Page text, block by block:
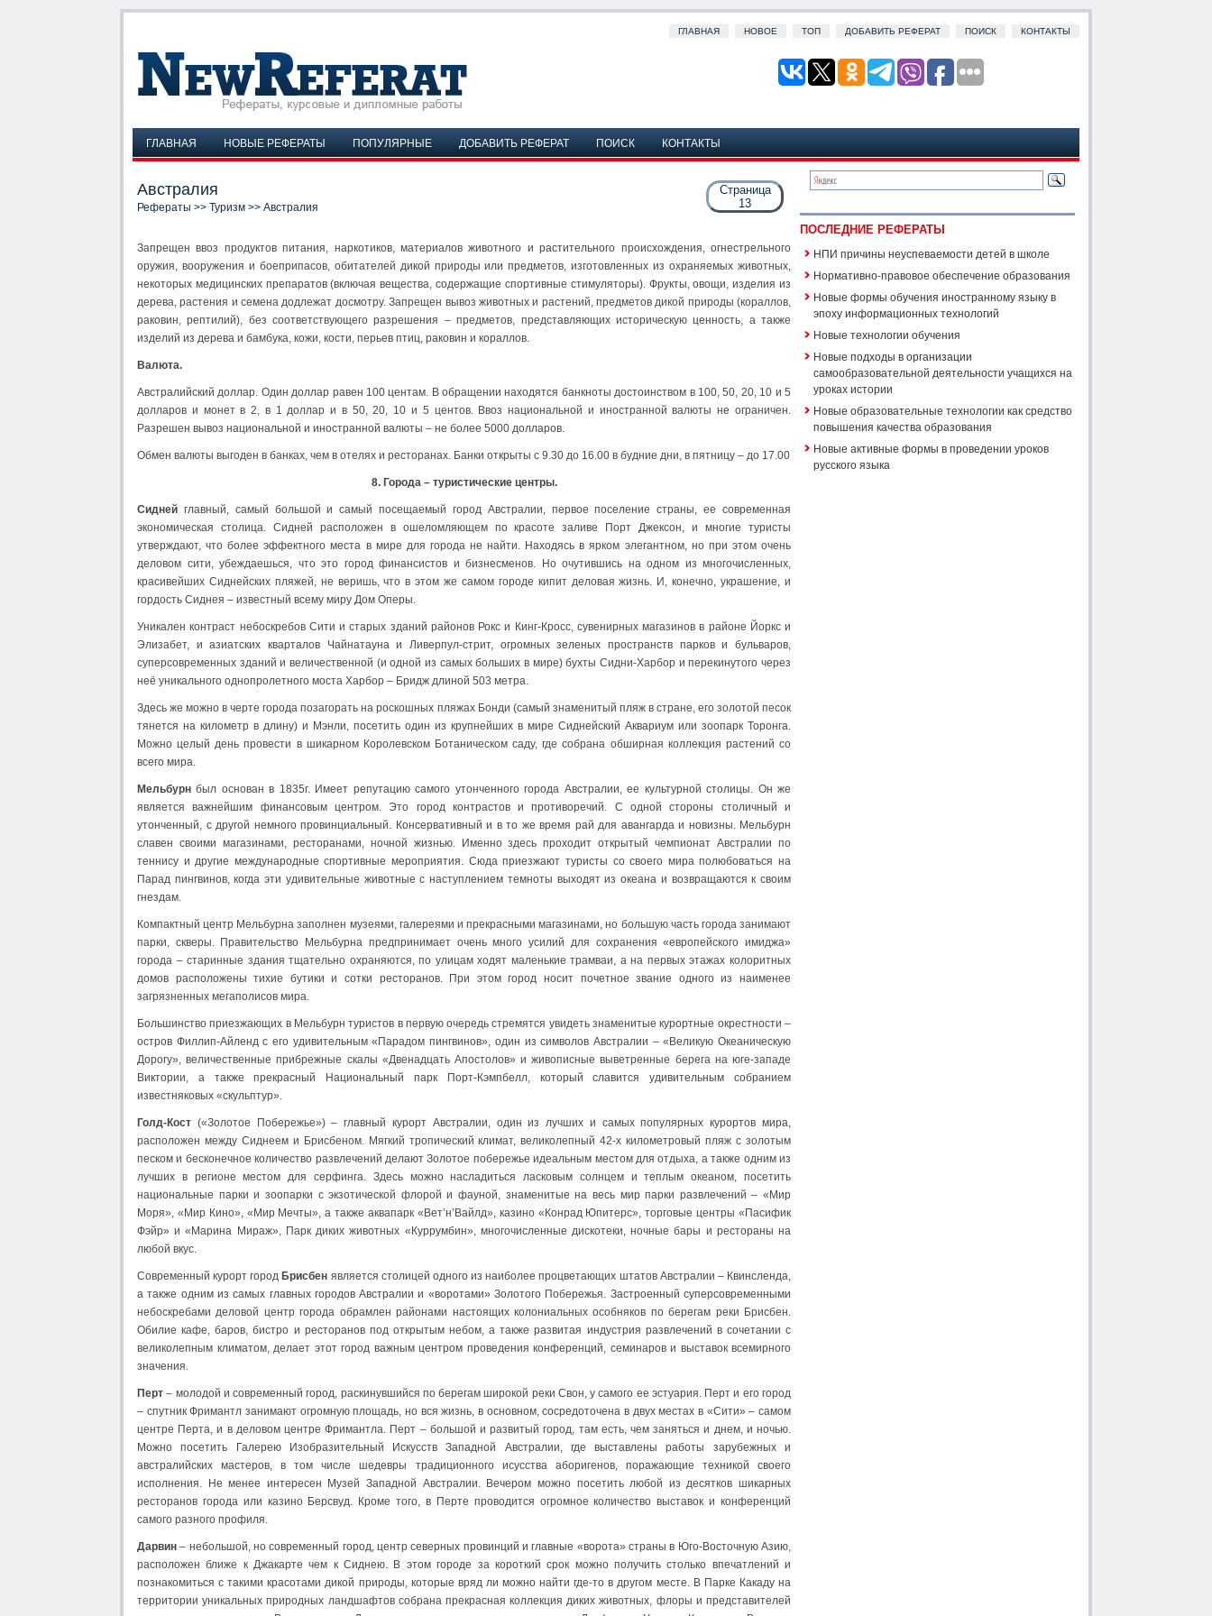
ГЛАВНАЯ НОВОЕ ТОП ДОБАВИТЬ РЕФЕРАТ ПОИСК КОНТАКТЫ
ГЛАВНАЯ НОВЫЕ РЕФЕРАТЫ ПОПУЛЯРНЫЕ ДОБАВИТЬ РЕФЕРАТ ПОИСК КОНТАКТЫ
Страница
13
Австралия
Рефераты >> Туризм >> Австралия
Запрещен ввоз продуктов питания, наркотиков, материалов животного и растительного происхождения, огнестрельного
оружия, вооружения и боеприпасов, обитателей дикой природы или предметов, изготовленных из охраняемых животных,
некоторых медицинских препаратов (включая вещества, содержащие спортивные стимуляторы). Фрукты, овощи, изделия из
дерева, растения и семена додлежат досмотру. Запрещен вывоз животных и растений, предметов дикой природы (кораллов,
раковин, рептилий), без соответствующего разрешения – предметов, представляющих историческую ценность, а также
изделий из дерева и бамбука, кожи, кости, перьев птиц, раковин и кораллов.
Валюта.
Австралийский доллар. Один доллар равен 100 центам. В обращении находятся банкноты достоинством в 100, 50, 20, 10 и 5
долларов и монет в 2, в 1 доллар и в 50, 20, 10 и 5 центов. Ввоз национальной и иностранной валюты не ограничен.
Разрешен вывоз национальной и иностранной валюты – не более 5000 долларов.
Обмен валюты выгоден в банках, чем в отелях и ресторанах. Банки открыты с 9.30 до 16.00 в будние дни, в пятницу – до 17.00
8. Города – туристические центры.
Сидней главный, самый большой и самый посещаемый город Австралии, первое поселение страны, ее современная
экономическая столица. Сидней расположен в ошеломляющем по красоте заливе Порт Джексон, и многие туристы
утверждают, что более эффектного места в мире для города не найти. Находясь в ярком элегантном, но при этом очень
деловом сити, убеждаешься, что это город финансистов и бизнесменов. Но очутившись на одном из многочисленных,
красивейших Сиднейских пляжей, не веришь, что в этом же самом городе кипит деловая жизнь. И, конечно, украшение, и
гордость Сиднея – известный всему миру Дом Оперы.
Уникален контраст небоскребов Сити и старых зданий районов Рокс и Кинг-Кросс, сувенирных магазинов в районе Йоркс и
Элизабет, и азиатских кварталов Чайнатауна и Ливерпул-стрит, огромных зеленых пространств парков и бульваров,
суперсовременных зданий и величественной (и одной из самых больших в мире) бухты Сидни-Харбор и перекинутого через
неё уникального однопролетного моста Харбор – Бридж длиной 503 метра.
Здесь же можно в черте города позагорать на роскошных пляжах Бонди (самый знаменитый пляж в стране, его золотой песок
тянется на километр в длину) и Мэнли, посетить один из крупнейших в мире Сиднейский Аквариум или зоопарк Торонга.
Можно целый день провести в шикарном Королевском Ботаническом саду, где собрана обширная коллекция растений со
всего мира.
Мельбурн был основан в 1835г. Имеет репутацию самого утонченного города Австралии, ее культурной столицы. Он же
является важнейшим финансовым центром. Это город контрастов и противоречий. С одной стороны столичный и
утонченный, с другой немного провинциальный. Консервативный и в то же время рай для авангарда и новизны. Мельбурн
славен своими магазинами, ресторанами, ночной жизнью. Именно здесь проходит открытый чемпионат Австралии по
теннису и другие международные спортивные мероприятия. Сюда приезжают туристы со своего мира полюбоваться на
Парад пингвинов, когда эти удивительные животные с наступлением темноты выходят из океана и возвращаются к своим
гнездам.
Компактный центр Мельбурна заполнен музеями, галереями и прекрасными магазинами, но большую часть города занимают
парки, скверы. Правительство Мельбурна предпринимает очень много усилий для сохранения «европейского имиджа»
города – старинные здания тщательно охраняются, по улицам ходят маленькие трамваи, а на первых этажах колоритных
домов расположены тихие бутики и сотки ресторанов. При этом город носит почетное звание одного из наименее
загрязненных мегаполисов мира.
Большинство приезжающих в Мельбурн туристов в первую очередь стремятся увидеть знаменитые курортные окрестности –
остров Филлип-Айленд с его удивительным «Парадом пингвинов», один из символов Австралии – «Великую Океаническую
Дорогу», величественные прибрежные скалы «Двенадцать Апостолов» и живописные выветренные берега на юге-западе
Виктории, а также прекрасный Национальный парк Порт-Кэмпбелл, который славится удивительным собранием
известняковых «скульптур».
Голд-Кост («Золотое Побережье») – главный курорт Австралии, один из лучших и самых популярных курортов мира,
расположен между Сиднеем и Брисбеном. Мягкий тропический климат, великолепный 42-х километровый пляж с золотым
песком и бесконечное количество развлечений делают Золотое побережье идеальным местом для отдыха, а также одним из
лучших в регионе местом для серфинга. Здесь можно насладиться ласковым солнцем и теплым океаном, посетить
национальные парки и зоопарки с экзотической флорой и фауной, знаменитые на весь мир парки развлечений – «Мир
Моря», «Мир Кино», «Мир Мечты», а также аквапарк «Вет’н’Вайлд», казино «Конрад Юпитерс», торговые центры «Пасифик
Фэйр» и «Марина Мираж», Парк диких животных «Куррумбин», многочисленные дискотеки, ночные бары и рестораны на
любой вкус.
Современный курорт город Брисбен является столицей одного из наиболее процветающих штатов Австралии – Квинсленда,
а также одним из самых главных городов Австралии и «воротами» Золотого Побережья. Застроенный суперсовременными
небоскребами деловой центр города обрамлен районами настоящих колониальных особняков по берегам реки Брисбен.
Обилие кафе, баров, бистро и ресторанов под открытым небом, а также развитая индустрия развлечений в сочетании с
великолепным климатом, делает этот город важным центром проведения конференций, семинаров и выставок всемирного
значения.
Перт – молодой и современный город, раскинувшийся по берегам широкой реки Свон, у самого ее эстуария. Перт и его город
– спутник Фримантл занимают огромную площадь, но вся жизнь, в основном, сосредоточена в двух местах в «Сити» – самом
центре Перта, и в деловом центре Фримантла. Перт – большой и развитый город, там есть, чем заняться и днем, и ночью.
Можно посетить Галерею Изобразительный Искусств Западной Австралии, где выставлены работы зарубежных и
австралийских мастеров, в том числе шедевры традиционного исусства аборигенов, поражающие техникой своего
исполнения. Не менее интересен Музей Западной Австралии. Вечером можно посетить любой из десятков шикарных
ресторанов города или казино Берсвуд. Кроме того, в Перте проводится огромное количество выставок и конференций
самого разного профиля.
Дарвин – небольшой, но современный город, центр северных провинций и главные «ворота» страны в Юго-Восточную Азию,
расположен ближе к Джакарте чем к Сиднею. В этом городе за короткий срок можно получить столько впечатлений и
познакомиться с такими красотами дикой природы, которые вряд ли можно найти где-то в другом месте. В Парке Какаду на
территории уникальных природных ландшафтов собрана прекрасная коллекция диких животных, флоры и представителей
ПОСЛЕДНИЕ РЕФЕРАТЫ
НПИ причины неуспеваемости детей в школе
Нормативно-правовое обеспечение образования
Новые формы обучения иностранному языку в
эпоху информационных технологий
Новые технологии обучения
Новые подходы в организации
самообразовательной деятельности учащихся на
уроках истории
Новые образовательные технологии как средство
повышения качества образования
Новые активные формы в проведении уроков
русского языка